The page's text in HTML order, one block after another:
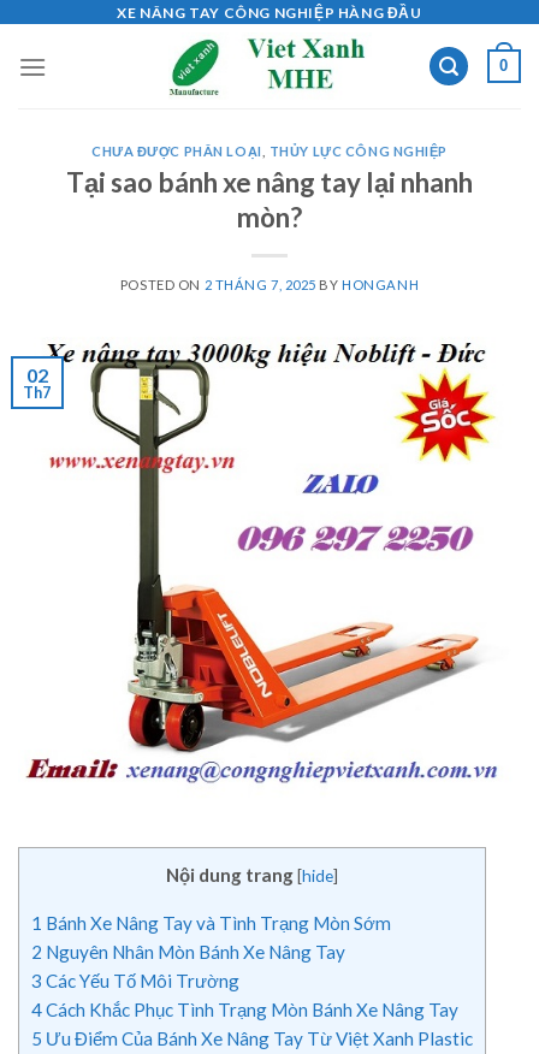
content
XE NÂNG TAY CÔNG NGHIỆP HÀNG ĐẦU
0
CHƯA ĐƯỢC PHÂN LOẠI THỦY LỰC CÔNG NGHIỆP
Tại sao bánh xe nâng tay lại nhanh
mòn?
POSTED ON 2 THÁNG 7, 2025 BYHONGANH
02
Th7
Nội dung trang [hide]
1 Bánh Xe Nâng Tay và Tình Trạng Mòn Sớm
2 Nguyên Nhân Mòn Bánh Xe Nâng Tay
3 Các Yếu Tố Môi Trường
4Cách Khắc Phục Tình Trạng Mòn Bánh Xe Nâng Tay
5 Ưu Điểm Của Bánh Xe Nâng Tay Từ Việt Xanh Plastic